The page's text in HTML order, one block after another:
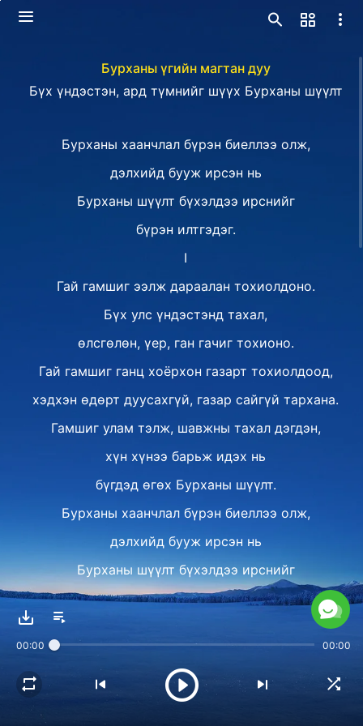
Бурханы үгийн магтан дуу
Бүх үндэстэн, ард түмнийг шүүх Бурханы шүүлт
Бурханы хаанчлал бүрэн биеллээ олж,
дэлхийд бууж ирсэн нь
Бурханы шүүлт бүхэлдээ ирснийг
бүрэн илтгэдэг.
I
Гай гамшиг ээлж дараалан тохиолдоно.
Бүх улс үндэстэнд тахал,
өлсгөлөн, үер, ган гачиг тохионо.
Гай гамшиг ганц хоёрхон газарт тохиолдоод,
хэдхэн өдөрт дуусахгүй, газар сайгүй тархана.
Гамшиг улам тэлж, шавжны тахал дэгдэн,
хүн хүнээ барьж идэх нь
бүгдэд өгөх Бурханы шүүлт.
Бурханы хаанчлал бүрэн биеллээ олж,
дэлхийд бууж ирсэн нь
Бурханы шүүлт бүхэлдээ ирснийг
бүрэн илтгэдэг.
Бурханы хаанчлал бүрэн биеллээ олж,
Бурханы шүүлт бүхэлдээ ирснийг
00:00 00:00